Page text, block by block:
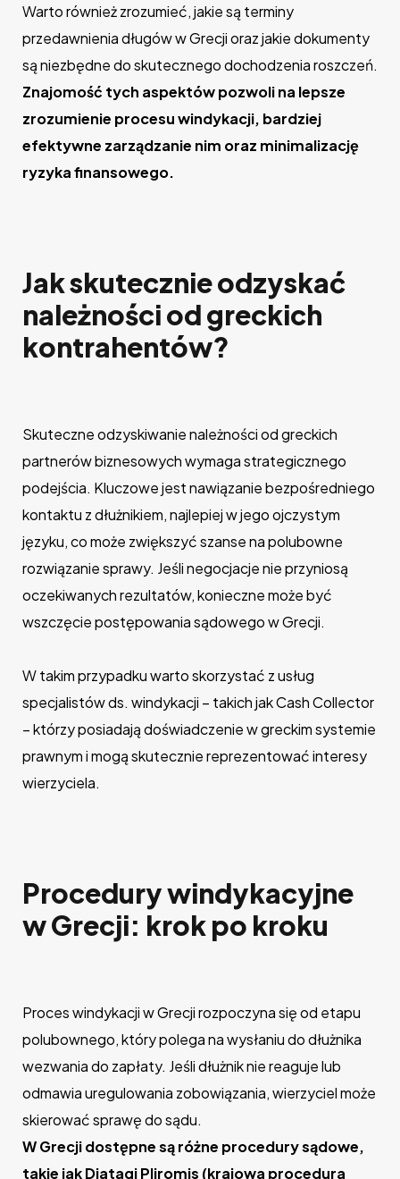
Warto również zrozumieć, jakie są terminy
przedawnienia długów w Grecji oraz jakie dokumenty
są niezbędne do skutecznego dochodzenia roszczeń.
Znajomość tych aspektów pozwoli na lepsze
zrozumienie procesu windykacji, bardziej
efektywne zarządzanie nim oraz minimalizację
ryzyka finansowego.
Jak skutecznie odzyskać
należności od greckich
kontrahentów?
Skuteczne odzyskiwanie należności od greckich
partnerów biznesowych wymaga strategicznego
podejścia. Kluczowe jest nawiązanie bezpośredniego
kontaktu z dłużnikiem, najlepiej w jego ojczystym
języku, co może zwiększyć szanse na polubowne
rozwiązanie sprawy. Jeśli negocjacje nie przyniosą
oczekiwanych rezultatów, konieczne może być
wszczęcie postępowania sądowego w Grecji.
W takim przypadku warto skorzystać z usług
specjalistów ds. windykacji – takich jak Cash Collector
– którzy posiadają doświadczenie w greckim systemie
prawnym i mogą skutecznie reprezentować interesy
wierzyciela.
Procedury windykacyjne
w Grecji: krok po kroku
Proces windykacji w Grecji rozpoczyna się od etapu
polubownego, który polega na wysłaniu do dłużnika
wezwania do zapłaty. Jeśli dłużnik nie reaguje lub
odmawia uregulowania zobowiązania, wierzyciel może
skierować sprawę do sądu.
W Grecji dostępne są różne procedury sądowe,
takie jak Diatagi Pliromis (krajowa procedura